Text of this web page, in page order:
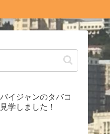
イジャンのタバコ
学しました！